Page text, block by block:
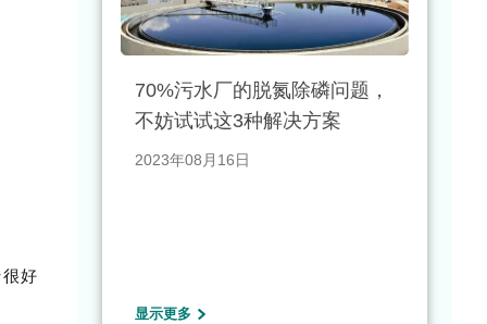
好
70%污水厂的脱氮除磷问题，
不妨试试这3种解决方案
2023年08月16日
显示更多